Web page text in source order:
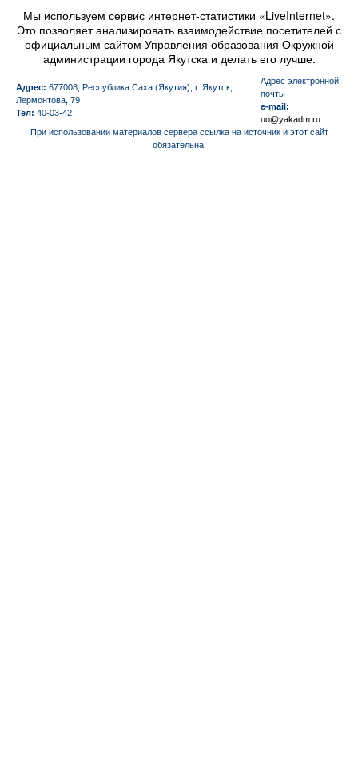
Мы используем сервис интернет-статистики «LiveInternet».
Это позволяет анализировать взаимодействие посетителей с
официальным сайтом Управления образования Окружной
администрации города Якутска и делать его лучше.
Адрес: 677008, Республика Саха (Якутия), г. Якутск,
Лермонтова, 79
Тел: 40-03-42
Aдрес электронной
почты
e-mail:
uo@yakadm.ru
При использовании материалов сервера ссылка на источник и этот сайт
обязательна.